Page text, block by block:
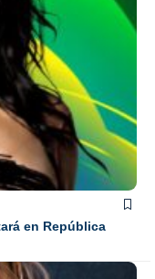
en República